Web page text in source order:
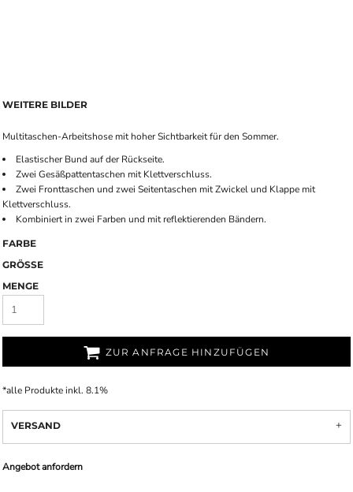
WEITERE BILDER
Multitaschen-Arbeitshose mit hoher Sichtbarkeit für den Sommer.
Elastischer Bund auf der Rückseite.
Zwei Gesäßpattentaschen mit Klettverschluss.
Zwei Fronttaschen und zwei Seitentaschen mit Zwickel und Klappe mit
Klettverschluss.
Kombiniert in zwei Farben und mit reflektierenden Bändern.
FARBE
GRÖSSE
MENGE
ZUR ANFRAGE HINZUFÜGEN
*alle Produkte inkl. 8.1%
VERSAND
Angebot anfordern